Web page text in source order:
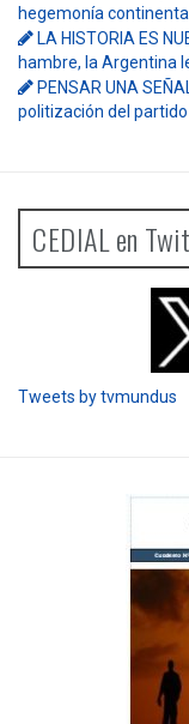
PENSAR UNA
sustentibilidad. | 6 DE
ECONOMICA Y
DOCUMENTO
hambre, la Argentina
PENSAR UNA
politización del partido
Tweets by tvmundus